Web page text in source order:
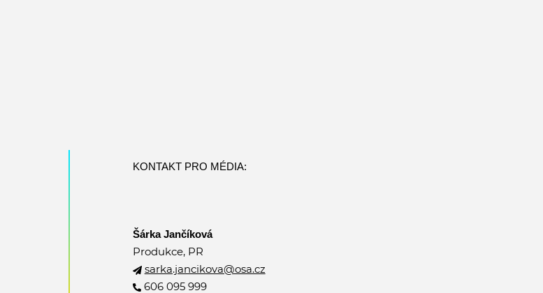
KONTAKT PRO MÉDIA:
Šárka Jančíková
Produkce, PR
sarka.jancikova@osa.cz
606 095 999